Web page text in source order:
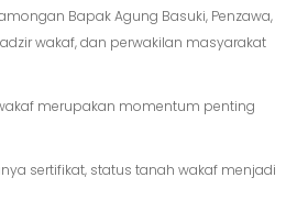
Bapak Agung Basuki, Penzawa,
wakaf, dan perwakilan masyarakat
merupakan momentum penting
sertifikat, status tanah wakaf menjadi